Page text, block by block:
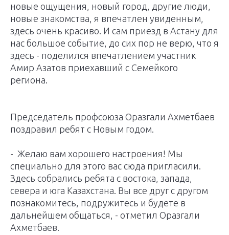
новые ощущения, новый город, другие люди,
новые знакомства, я впечатлен увиденным,
здесь очень красиво. И сам приезд в Астану для
нас большое событие, до сих пор не верю, что я
здесь - поделился впечатлением участник
Амир Азатов приехавший с Семейкого
региона.
Председатель профсоюза Оразгали Ахметбаев
поздравил ребят с Новым годом.
- Желаю вам хорошего настроения! Мы
специально для этого вас сюда пригласили.
Здесь собрались ребята с востока, запада,
севера и юга Казахстана. Вы все друг с другом
познакомитесь, подружитесь и будете в
дальнейшем общаться, - отметил Оразгали
Ахметбаев.